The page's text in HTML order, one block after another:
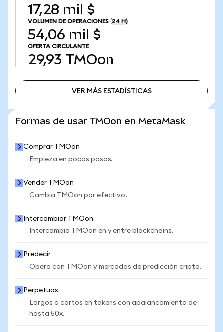
17,28 mil $
VOLUMEN DE OPERACIONES (24 H)
54,06 mil $
OFERTA CIRCULANTE
29,93 TMOon
VER MÁS ESTADÍSTICAS
Formas de usar TMOon en MetaMask
Comprar TMOon
Empieza en pocos pasos.
Vender TMOon
Cambia TMOon por efectivo.
Intercambiar TMOon
Intercambia TMOon en y entre blockchains.
Predecir
Opera con TMOon y mercados de predicción cripto.
Perpetuos
Largos o cortos en tokens con apalancamiento de
hasta 50x.